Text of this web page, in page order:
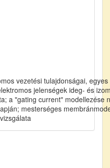
vezetési tulajdonságai,
jelenségek ideg- és
a "gating current" modellezése
mesterséges